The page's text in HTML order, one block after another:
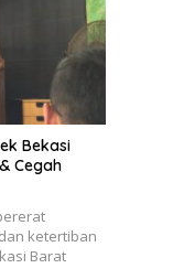
Bekasi
Cegah
ketertiban
Barat